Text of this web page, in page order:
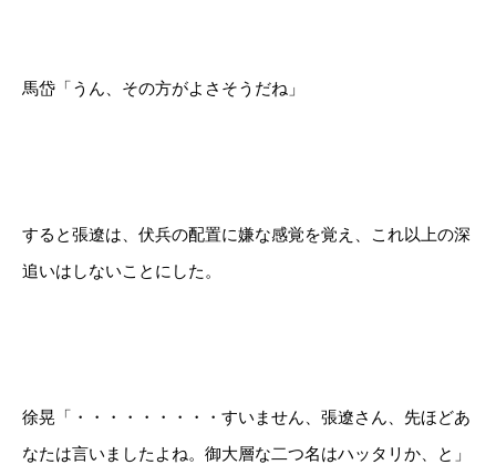
馬岱「うん、その方がよさそうだね」
すると張遼は、伏兵の配置に嫌な感覚を覚え、これ以上の深
追いはしないことにした。
徐晃「・・・・・・・・・すいません、張遼さん、先ほどあ
なたは言いましたよね。御大層な二つ名はハッタリか、と」